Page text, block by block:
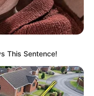
This Sentence!